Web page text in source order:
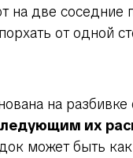
на две соседние
от одной
на
их
может быть